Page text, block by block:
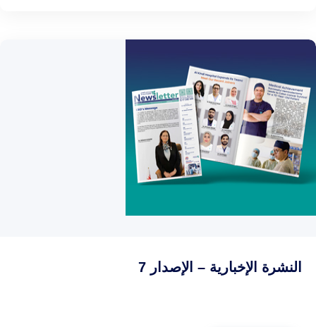
النشرة الإخبارية – الإصدار 7